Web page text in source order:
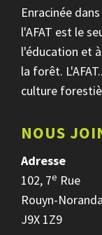
Enracinée
l'AFAT est le
l'éducation et
la forêt.
culture
NOUS
Adresse
102, 7e Rue
Rouyn-
J9X 1Z9